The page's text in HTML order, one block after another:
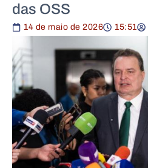
das OSS
14 de maio de 2026 15:51